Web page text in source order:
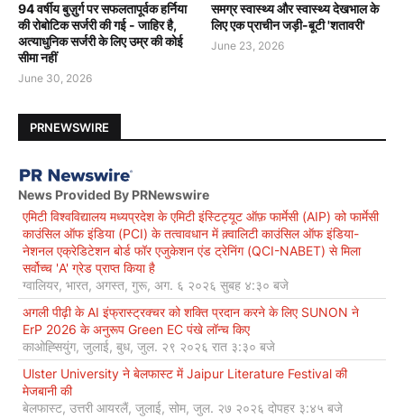
94 वर्षीय बुज़ुर्ग पर सफलतापूर्वक हर्निया
की रोबोटिक सर्जरी की गई - जाहिर है,
अत्याधुनिक सर्जरी के लिए उम्र की कोई
सीमा नहीं
June 30, 2026
समग्र स्वास्थ्य और स्वास्थ्य देखभाल के
लिए एक प्राचीन जड़ी-बूटी 'शतावरी'
June 23, 2026
PRNEWSWIRE
News Provided By PRNewswire
एमिटी विश्वविद्यालय मध्यप्रदेश के एमिटी इंस्टिट्यूट ऑफ़ फार्मेसी (AIP) को फार्मेसी
काउंसिल ऑफ इंडिया (PCI) के तत्वावधान में क़्वालिटी काउंसिल ऑफ इंडिया-
नेशनल एक्रेडिटेशन बोर्ड फॉर एजुकेशन एंड ट्रेनिंग (QCI-NABET) से मिला
सर्वोच्च 'A' ग्रेड प्राप्त किया है
ग्वालियर, भारत, अगस्त, गुरू, अग. ६ २०२६ सुबह ४:३० बजे
अगली पीढ़ी के AI इंफ्रास्ट्रक्चर को शक्ति प्रदान करने के लिए SUNON ने
ErP 2026 के अनुरूप Green EC पंखे लॉन्च किए
काओह्सियुंग, जुलाई, बुध, जुल. २९ २०२६ रात ३:३० बजे
Ulster University ने बेलफास्ट में Jaipur Literature Festival की
मेजबानी की
बेलफास्ट, उत्तरी आयरलैं, जुलाई, सोम, जुल. २७ २०२६ दोपहर ३:४५ बजे